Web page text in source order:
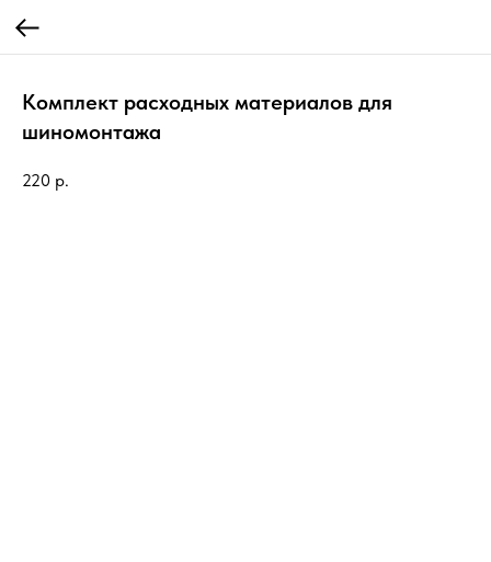
Комплект расходных материалов для
шиномонтажа
220 р.